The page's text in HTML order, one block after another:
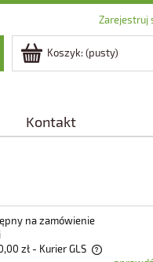
Zarejestruj
Koszyk: (pusty)
Kontakt
na zamówienie
zł - Kurier GLS